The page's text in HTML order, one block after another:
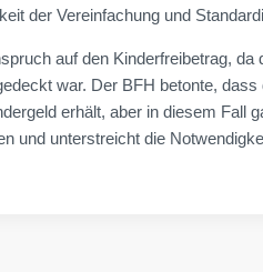
der Vereinfachung und
auf den Kinderfreibetrag,
war. Der BFH betonte,
erhält, aber in diesem Fall
und unterstreicht die